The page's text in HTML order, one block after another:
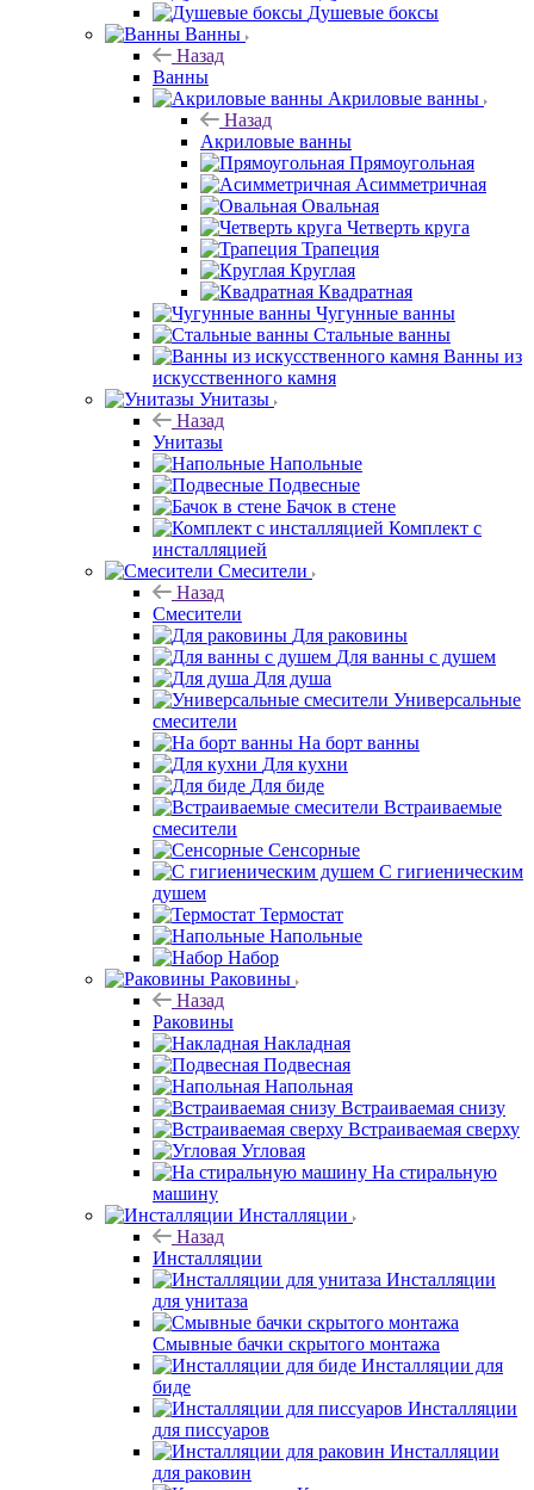
Душевые боксы
Ванны
Назад
Ванны
Акриловые ванны
Назад
Акриловые ванны
Прямоугольная
Асимметричная
Овальная
Четверть круга
Трапеция
Круглая
Квадратная
Чугунные ванны
Стальные ванны
Ванны из
искусственного камня
Унитазы
Назад
Унитазы
Напольные
Подвесные
Бачок в стене
Комплект с
инсталляцией
Смесители
Назад
Смесители
Для раковины
Для ванны с душем
Для душа
Универсальные
смесители
На борт ванны
Для кухни
Для биде
Встраиваемые
смесители
Сенсорные
С гигиеническим
душем
Термостат
Напольные
Набор
Раковины
Назад
Раковины
Накладная
Подвесная
Напольная
Встраиваемая снизу
Встраиваемая сверху
Угловая
На стиральную
машину
Инсталляции
Назад
Инсталляции
Инсталляции
для унитаза
Смывные бачки скрытого монтажа
Инсталляции для
биде
Инсталляции
для писсуаров
Инсталляции
для раковин